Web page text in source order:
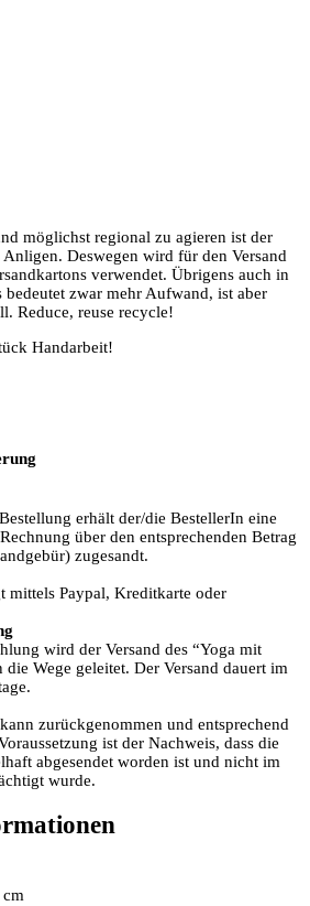
möglichst regional zu agieren ist der
Deswegen wird für den Versand
verwendet. Übrigens auch in
bedeutet zwar mehr Aufwand, ist aber
Reduce, reuse recycle!
Handarbeit!
erhält der/die BestellerIn eine
über den entsprechenden Betrag
zugesandt.
mittels Paypal, Kreditkarte oder
wird der Versand des “Yoga mit
die Wege geleitet. Der Versand dauert im
zurückgenommen und entsprechend
ist der Nachweis, dass die
abgesendet worden ist und nicht im
wurde.
cm